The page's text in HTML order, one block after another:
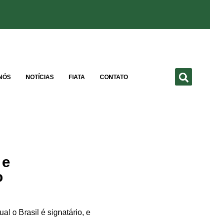
NOTÍCIAS FIATA CONTATO
o Brasil é signatário, e